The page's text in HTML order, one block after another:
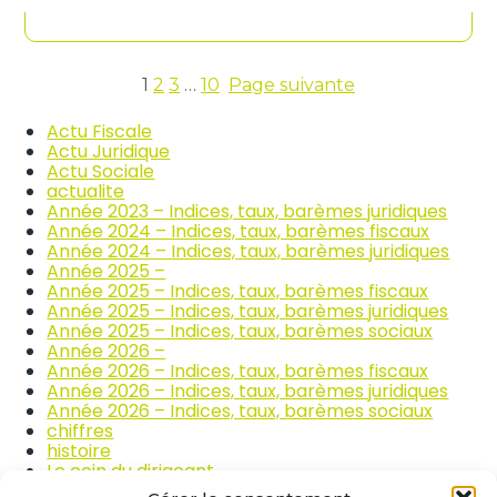
m
e
l
a
r
p
a
r
t
i
o
u
i
e
r
i
x
d
e
s
p
r
o
d
u
i
s
1 2 3 … 10 Page suivante
Actu Fiscale
Actu Juridique
Actu Sociale
actualite
Année 2023 – Indices, taux, barèmes juridiques
Année 2024 – Indices, taux, barèmes fiscaux
Année 2024 – Indices, taux, barèmes juridiques
Année 2025 –
Année 2025 – Indices, taux, barèmes fiscaux
Année 2025 – Indices, taux, barèmes juridiques
Année 2025 – Indices, taux, barèmes sociaux
Année 2026 –
Année 2026 – Indices, taux, barèmes fiscaux
Année 2026 – Indices, taux, barèmes juridiques
Année 2026 – Indices, taux, barèmes sociaux
chiffres
histoire
Le coin du dirigeant